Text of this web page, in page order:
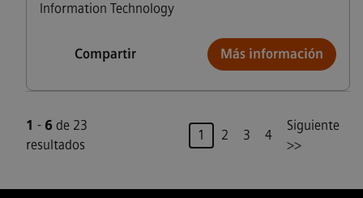
Information Technology
Compartir Más información
1 - 6 de 23
resultados
Página
1 2 3 4
Siguiente
>>